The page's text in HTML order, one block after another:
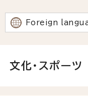
Foreign
文化・スポーツ